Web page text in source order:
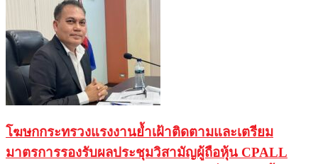
โฆษกกระทรวงแรงงานย้ำเฝ้าติดตามและเตรียม
มาตรการรองรับผลประชุมวิสามัญผู้ถือหุ้น CPALL